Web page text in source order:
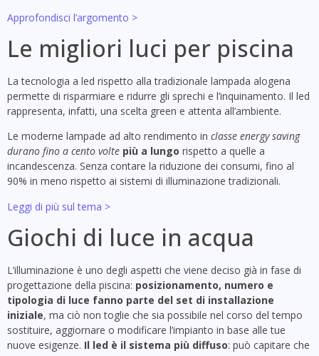
Approfondisci l’argomento >
Le migliori luci per piscina
La tecnologia a led rispetto alla tradizionale lampada alogena
permette di risparmiare e ridurre gli sprechi e l’inquinamento. Il led
rappresenta, infatti, una scelta green e attenta all’ambiente.
Le moderne lampade ad alto rendimento in classe energy saving
durano fino a cento volte più a lungo rispetto a quelle a
incandescenza. Senza contare la riduzione dei consumi, fino al
90% in meno rispetto ai sistemi di illuminazione tradizionali.
Leggi di più sul tema >
Giochi di luce in acqua
L’illuminazione è uno degli aspetti che viene deciso già in fase di
progettazione della piscina: posizionamento, numero e
tipologia di luce fanno parte del set di installazione
iniziale, ma ciò non toglie che sia possibile nel corso del tempo
sostituire, aggiornare o modificare l’impianto in base alle tue
nuove esigenze. Il led è il sistema più diffuso: può capitare che